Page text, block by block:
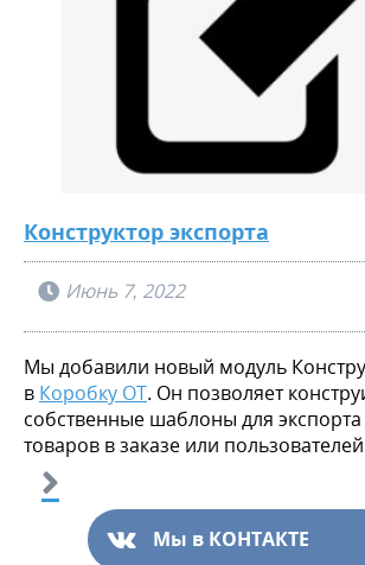
Конструктор экспорта
Июнь 7, 2022
Мы добавили новый модуль
в Коробку ОТ. Он позволяет
собственные шаблоны для экспорта
товаров в заказе или
Мы в КОНТАКТЕ